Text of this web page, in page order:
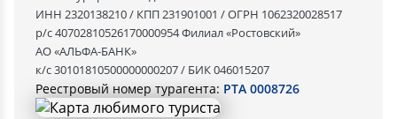
ИНН 2320138210 / КПП 231901001 / ОГРН 1062320028517
р/с 40702810526170000954 Филиал «Ростовский»
АО «АЛЬФА-БАНК»
к/с 30101810500000000207 / БИК 046015207
Реестровый номер турагента: РТА 0008726